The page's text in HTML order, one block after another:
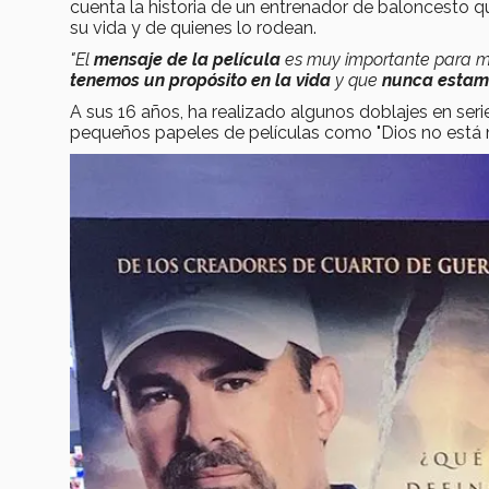
cuenta la historia de un entrenador de baloncesto
su vida y de quienes lo rodean.
"El mensaje de la película es muy importante para
tenemos un propósito en la vida y que nunca
A sus 16 años, ha realizado algunos doblajes en
pequeños papeles de películas como "Dios no está